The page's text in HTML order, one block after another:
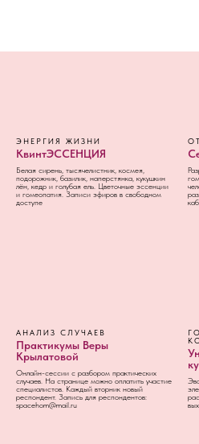
ЭНЕРГИЯ ЖИЗНИ
КвинтЭССЕНЦИЯ
Белая сирень, тысячелистник, космея,
подорожник, базилик, наперстянка, кукушкин
лён, кедр и голубая ель. Цветочные эссенции
и гомеопатия. Записи эфиров в свободном
доступе
АНАЛИЗ СЛУЧАЕВ
Практикумы Веры
Крылатовой
Онлайн-сессии с разбором практических
случаев. На странице можно оплатить участие
специалистов. Каждый вторник новый
респондент. Запись для респондентов:
spacehom@mail.ru